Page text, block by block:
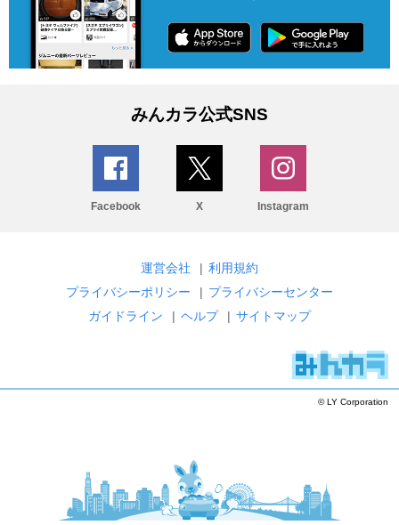
みんカラ公式SNS
Facebook X Instagram
運営会社 | 利用規約
プライバシーポリシー
| プライバシーセンター
ガイドライン
| ヘルプ | サイトマップ
© LY Corporation